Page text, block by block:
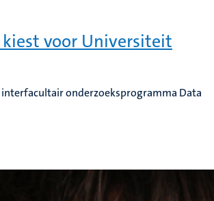
kiest voor Universiteit
onderzoeksprogramma Data